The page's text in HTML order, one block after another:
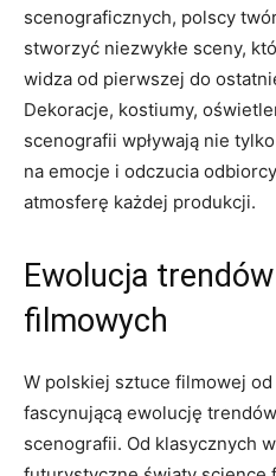
scenograficznych, polscy
stworzyć niezwykłe ‌sceny,
widza od pierwszej do
Dekoracje, kostiumy,
scenografii wpływają nie
na⁤ emocje ⁣i odczucia
atmosferę ‍każdej produkcji.
Ewolucja
filmowych
W polskiej sztuce filmowej
fascynującą ​ewolucję
scenografii. Od ‍klasycznych